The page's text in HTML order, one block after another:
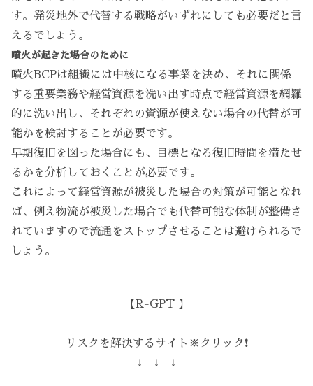
す。発災地外で代替する戦略がいずれにしても必要だと言
えるでしょう。
噴火が起きた場合のために
噴火BCPは組織には中核になる事業を決め、それに関係
する重要業務や経営資源を洗い出す時点で経営資源を網羅
的に洗い出し、それぞれの資源が使えない場合の代替が可
能かを検討することが必要です。
早期復旧を図った場合にも、目標となる復旧時間を満たせ
るかを分析しておくことが必要です。
これによって経営資源が被災した場合の対策が可能となれ
ば、例え物流が被災した場合でも代替可能な体制が整備さ
れていますので流通をストップさせることは避けられるで
しょう。
【R-GPT 】
リスクを解決するサイト※クリック❗️
↓ ↓ ↓